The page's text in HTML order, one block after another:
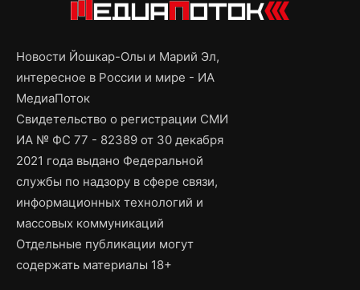
Новости Йошкар-Олы и Марий Эл,
интересное в России и мире - ИА
МедиаПоток
Свидетельство о регистрации СМИ
ИА № ФС 77 - 82389 от 30 декабря
2021 года выдано Федеральной
службы по надзору в сфере связи,
информационных технологий и
массовых коммуникаций
Отдельные публикации могут
содержать материалы 18+